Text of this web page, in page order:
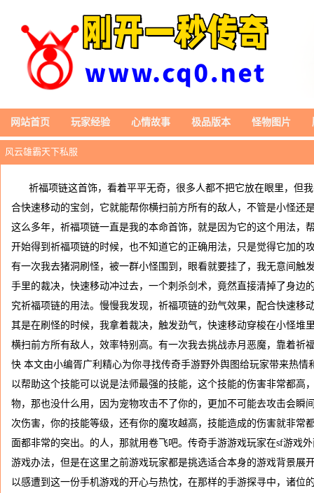
网站首页 玩家经验 心情故事 极品版本 怪物图片
风云雄霸天下私服
祈福项链这首饰，看着平平无奇，很多人都不把它放在眼里，但
合快速移动的宝剑，它就能帮你横扫前方所有的敌人，不管是小怪还
这么多年，祈福项链一直是我的本命首饰，就是因为它的这个用法，
开始得到祈福项链的时候，也不知道它的正确用法，只是觉得它加的
有一次我去猪洞刷怪，被一群小怪围到，眼看就要挂了，我无意间触
手里的裁决，快速移动冲过去，一个刺杀剑术，竟然直接清掉了身边
究祈福项链的用法。慢慢我发现，祈福项链的劲气效果，配合快速移
其是在刷怪的时候，我拿着裁决，触发劲气，快速移动穿梭在小怪堆
横扫前方所有敌人，效率特别高。有一次我去挑战赤月恶魔，靠着祈
快 本文由小编胥广利精心为你寻找传奇手游野外舆图给玩家带来热情
以帮助这个技能可以说是法师最强的技能，这个技能的伤害非常都高
物，那也没什么用，因为宠物攻击不了你的，更加不可能去攻击会瞬
次伤害，你的技能等级，还有你的魔攻越高，技能造成的伤害就非常
面都非常的突出。的人，那就用卷飞吧。传奇手游游戏玩家在sf游戏
游戏办法，但是在这里之前游戏玩家都是挑选适合本身的游戏背景展
以感遭到这一份手机游戏的开心与热忱，在那样的手游探寻中，诸位